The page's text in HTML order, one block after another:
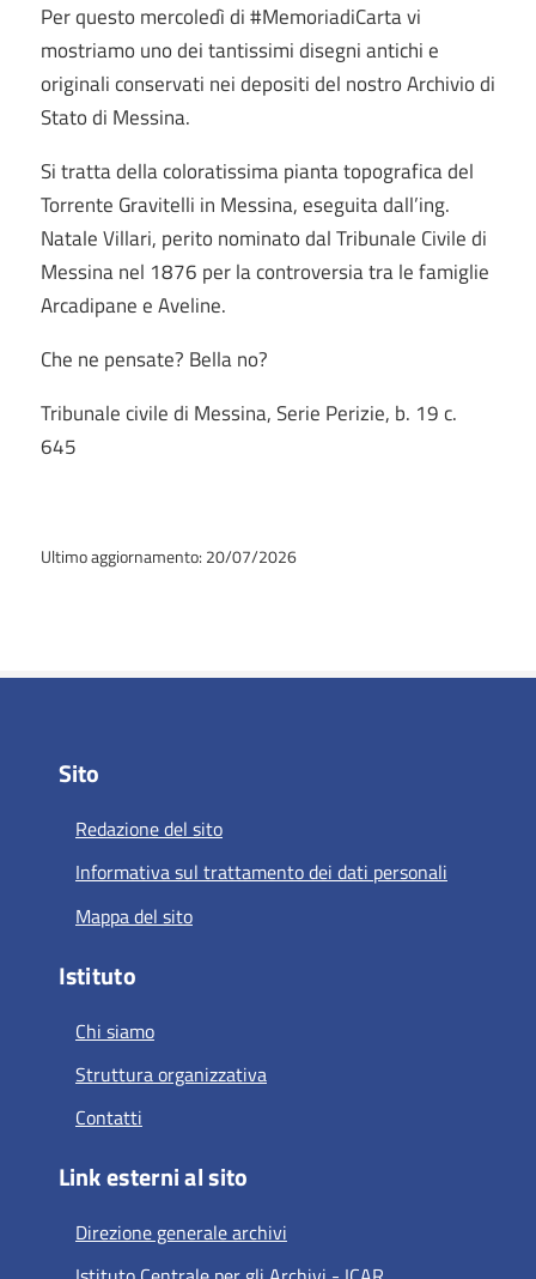
Per questo mercoledì di #MemoriadiCarta vi
mostriamo uno dei tantissimi disegni antichi e
originali conservati nei depositi del nostro Archivio di
Stato di Messina.
Si tratta della coloratissima pianta topografica del
Torrente Gravitelli in Messina, eseguita dall’ing.
Natale Villari, perito nominato dal Tribunale Civile di
Messina nel 1876 per la controversia tra le famiglie
Arcadipane e Aveline.
Che ne pensate? Bella no?
Tribunale civile di Messina, Serie Perizie, b. 19 c.
645
Ultimo aggiornamento: 20/07/2026
Sito
Redazione del sito
Informativa sul trattamento dei dati personali
Mappa del sito
Istituto
Chi siamo
Struttura organizzativa
Contatti
Link esterni al sito
Direzione generale archivi